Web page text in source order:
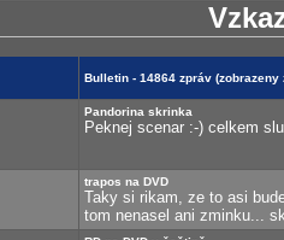
Bulletin - 14864 zpráv (zobrazeny
Pandorina skrinka
Peknej scenar :-) celkem
trapos na DVD
Taky si rikam, ze to asi
tom nenasel ani zminku...